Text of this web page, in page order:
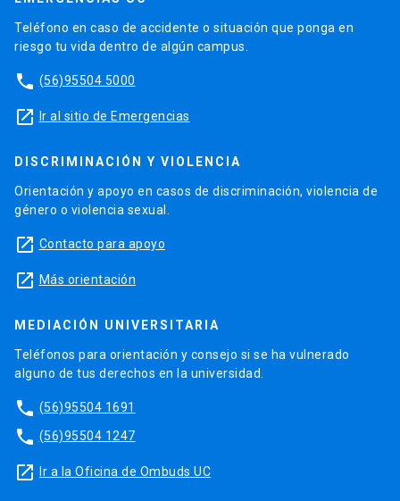
Teléfono en caso de accidente o situación que ponga en
riesgo tu vida dentro de algún campus.
phone (56)95504 5000
launch Ir al sitio de Emergencias
DISCRIMINACIÓN Y VIOLENCIA
Orientación y apoyo en casos de discriminación, violencia de
género o violencia sexual.
launch Contacto para apoyo
launch Más orientación
MEDIACIÓN UNIVERSITARIA
Teléfonos para orientación y consejo si se ha vulnerado
alguno de tus derechos en la universidad.
phone (56)95504 1691
phone (56)95504 1247
launch Ir a la Oficina de Ombuds UC